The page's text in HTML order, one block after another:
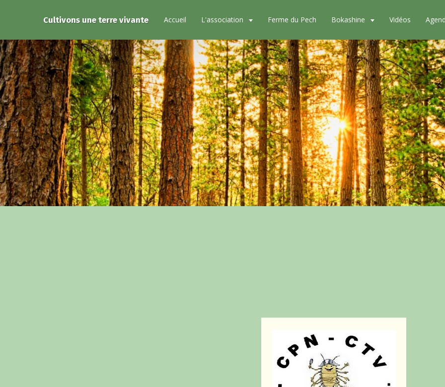
Cultivons une terre vivante Accueil L'association Ferme du Pech Bokashine Vidéos